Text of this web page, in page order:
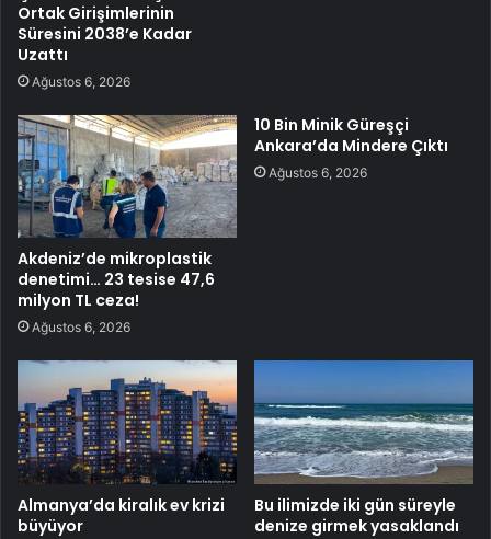
Ortak Girişimlerinin
Süresini 2038’e Kadar
Uzattı
Ağustos 6, 2026
Akdeniz’de mikroplastik
denetimi… 23 tesise 47,6
milyon TL ceza!
Ağustos 6, 2026
10 Bin Minik Güreşçi
Ankara’da Mindere Çıktı
Ağustos 6, 2026
Almanya’da kiralık ev krizi
büyüyor
Bu ilimizde iki gün süreyle
denize girmek yasaklandı